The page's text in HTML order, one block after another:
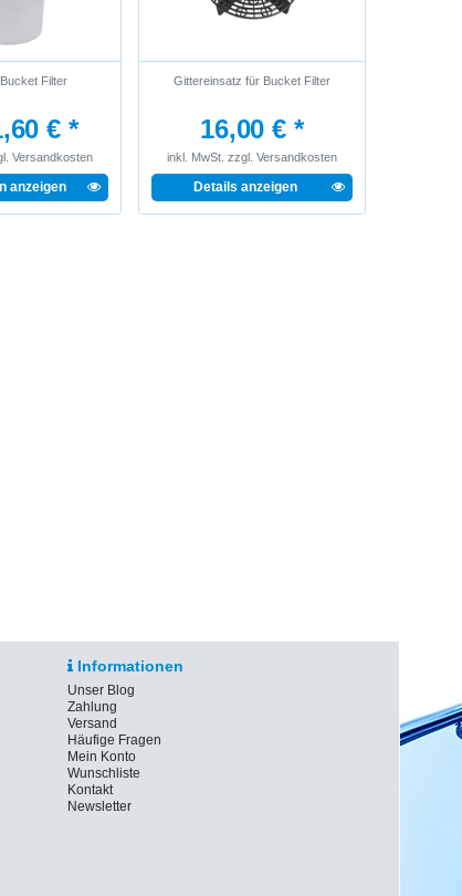
Filter
€ *
Versandkosten
anzeigen
Gittereinsatz für Bucket Filter
16,00 € *
inkl. MwSt. zzgl. Versandkosten
Details anzeigen
Informationen
Unser Blog
Zahlung
Versand
Häufige Fragen
Mein Konto
Wunschliste
Kontakt
Newsletter